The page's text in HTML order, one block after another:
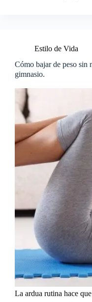
Estilo de Vida
Cómo bajar de peso sin
gimnasio.
La ardua rutina hace